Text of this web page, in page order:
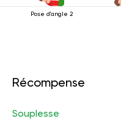
Pose d'angle 2
Récompense
Souplesse